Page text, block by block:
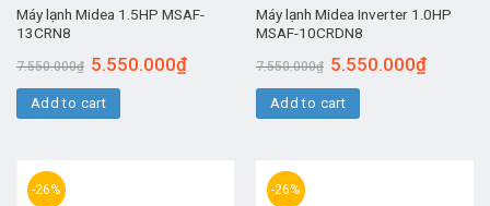
Máy lạnh Midea 1.5HP MSAF-
13CRN8
7.550.000₫ 5.550.000₫
Add to cart
Máy lạnh Midea Inverter 1.0HP
MSAF-10CRDN8
7.550.000₫ 5.550.000₫
Add to cart
-26% -26%